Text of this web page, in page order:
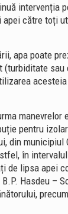
intervenția
apei către toți
apa poate
(turbiditate sau
manevrelor
pentru
din
în intervalul
de lipsa apei
Hasdeu –